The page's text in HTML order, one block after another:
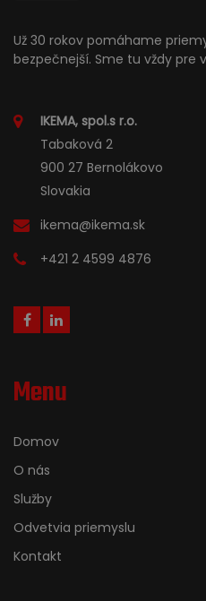
Už 30 rokov pomáhame
bezpečnejší. Sme tu vždy pre
IKEMA, spol.s r.o.
Tabaková 2
900 27 Bernolákovo
Slovakia
ikema@ikema.sk
+421 2 4599 4876
Menu
Domov
O nás
Služby
Odvetvia priemyslu
Kontakt